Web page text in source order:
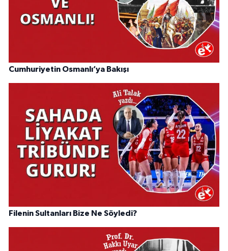
Cumhuriyetin Osmanlı’ya Bakışı
Filenin Sultanları Bize Ne Söyledi?